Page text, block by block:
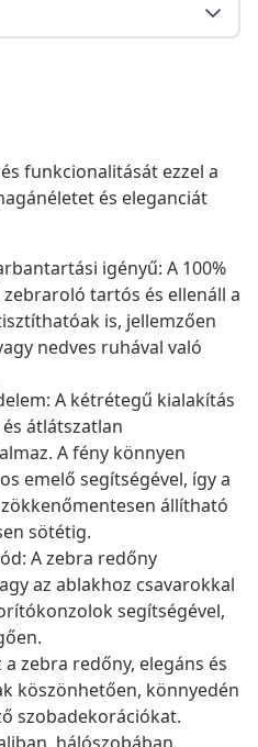
funkcionalitását ezzel a
és eleganciát
igényű: A 100%
tartós és ellenáll a
is, jellemzően
nedves ruhával való
A kétrétegű kialakítás
átlátszatlan
A fény könnyen
emelő segítségével, így a
állítható
sötétig.
A zebra redőny
az ablakhoz csavarokkal
segítségével,
a zebra redőny, elegáns és
köszönhetően, könnyedén
szobadekorációkat.